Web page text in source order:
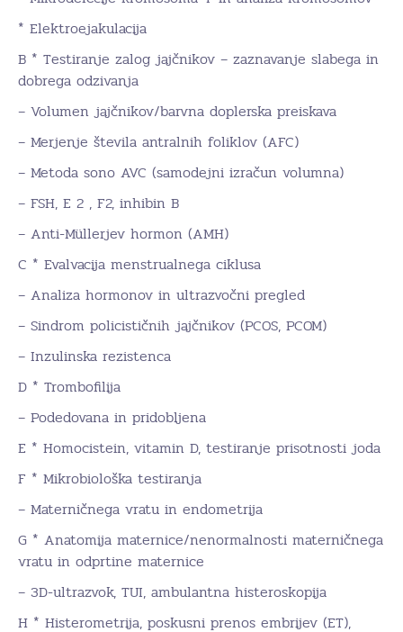
* Elektroejakulacija
B * Testiranje zalog jajčnikov – zaznavanje slabega in
dobrega odzivanja
– Volumen jajčnikov/barvna doplerska preiskava
– Merjenje števila antralnih foliklov (AFC)
– Metoda sono AVC (samodejni izračun volumna)
– FSH, E 2 , F2, inhibin B
– Anti-Müllerjev hormon (AMH)
C * Evalvacija menstrualnega ciklusa
– Analiza hormonov in ultrazvočni pregled
– Sindrom policističnih jajčnikov (PCOS, PCOM)
– Inzulinska rezistenca
D * Trombofilija
– Podedovana in pridobljena
E * Homocistein, vitamin D, testiranje prisotnosti joda
F * Mikrobiološka testiranja
– Materničnega vratu in endometrija
G * Anatomija maternice/nenormalnosti materničnega
vratu in odprtine maternice
– 3D-ultrazvok, TUI, ambulantna histeroskopija
H * Histerometrija, poskusni prenos embrijev (ET),